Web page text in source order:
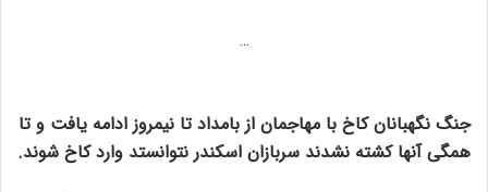
…
جنگ نگهبانان كاخ با مهاجمان از بامداد تا نيمروز ادامه يافت و تا
همگی آنها كشته نشدند سربازان اسكندر نتوانستد وارد كاخ شوند.